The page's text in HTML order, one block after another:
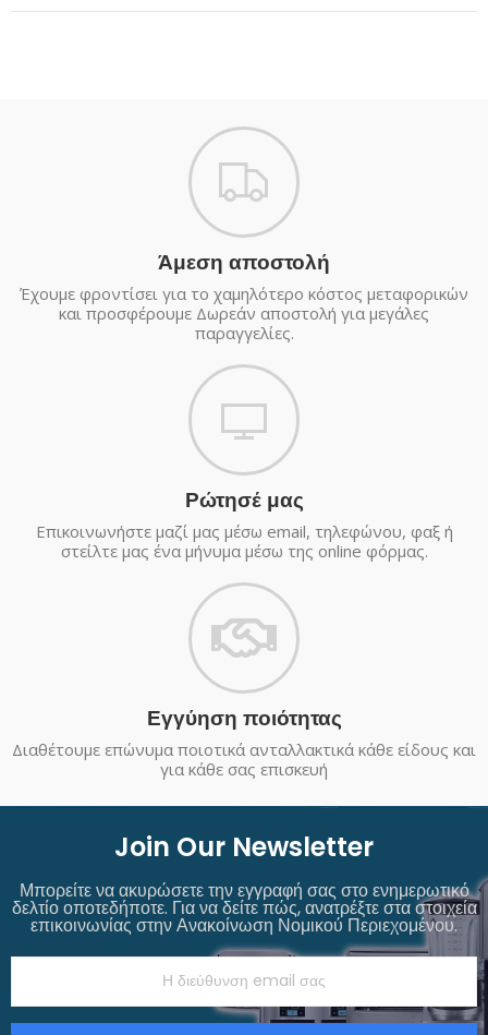
Άμεση αποστολή
Έχουμε φροντίσει για το χαμηλότερο κόστος μεταφορικών
και προσφέρουμε Δωρεάν αποστολή για μεγάλες
παραγγελίες.
Ρώτησέ μας
Επικοινωνήστε μαζί μας μέσω email, τηλεφώνου, φαξ ή
στείλτε μας ένα μήνυμα μέσω της online φόρμας.
Εγγύηση ποιότητας
Διαθέτουμε επώνυμα ποιοτικά ανταλλακτικά κάθε είδους και
για κάθε σας επισκευή
Join Our Newsletter
Μπορείτε να ακυρώσετε την εγγραφή σας στο ενημερωτικό
δελτίο οποτεδήποτε. Για να δείτε πώς, ανατρέξτε στα στοιχεία
επικοινωνίας στην Ανακοίνωση Νομικού Περιεχομένου.